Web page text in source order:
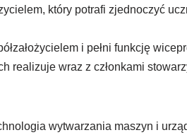
który potrafi zjednoczyć
i pełni funkcję
realizuje wraz z członkami
wytwarzania maszyn i